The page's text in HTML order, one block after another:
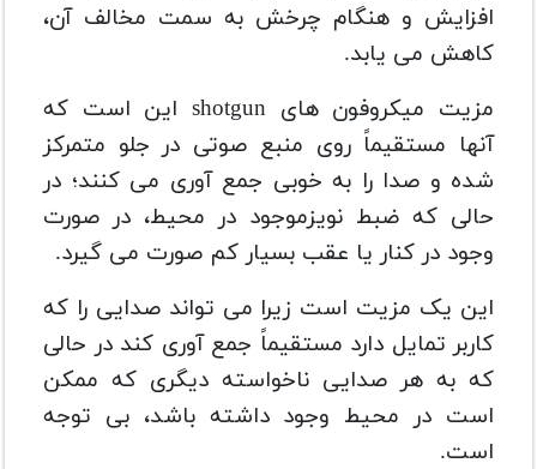
افزایش و هنگام چرخش به سمت مخالف آن،
کاهش می یابد.
مزیت میکروفون های shotgun این است که
آنها مستقیماً روی منبع صوتی در جلو متمرکز
شده و صدا را به خوبی جمع آوری می کنند؛ در
حالی که ضبط نویزموجود در محیط، در صورت
وجود در کنار یا عقب بسیار کم صورت می گیرد.
این یک مزیت است زیرا می تواند صدایی را که
کاربر تمایل دارد مستقیماً جمع آوری کند در حالی
که به هر صدایی ناخواسته دیگری که ممکن
است در محیط وجود داشته باشد، بی توجه
است.